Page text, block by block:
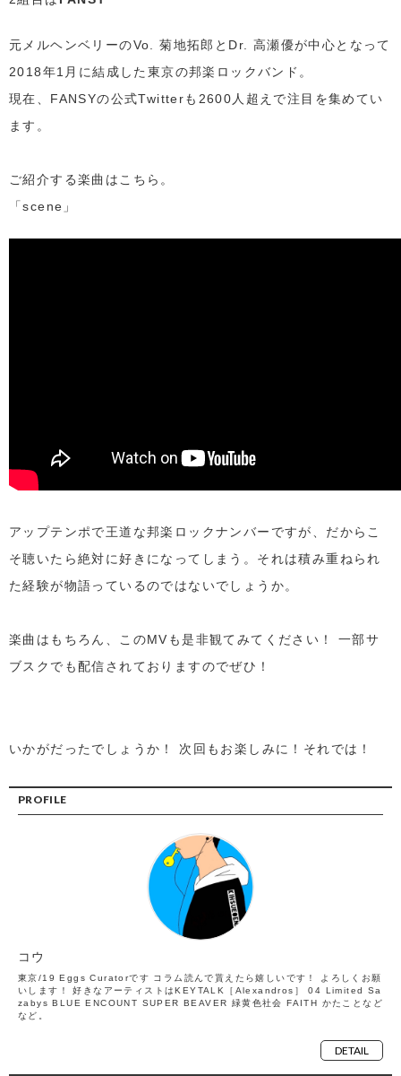
元メルヘンベリーのVo. 菊地拓郎とDr. 高瀬優が中心となって
2018年1月に結成した東京の邦楽ロックバンド。
現在、FANSYの公式Twitterも2600人超えで注目を集めてい
ます。
ご紹介する楽曲はこちら。
「scene」
アップテンポで王道な邦楽ロックナンバーですが、だからこ
そ聴いたら絶対に好きになってしまう。それは積み重ねられ
た経験が物語っているのではないでしょうか。
楽曲はもちろん、このMVも是非観てみてください！ 一部サ
ブスクでも配信されておりますのでぜひ！
いかがだったでしょうか！ 次回もお楽しみに！それでは！
PROFILE
コウ
東京/19 Eggs Curatorです コラム読んで貰えたら嬉しいです！ よろしくお願
いします！ 好きなアーティストはKEYTALK［Alexandros］ 04 Limited Sa
zabys BLUE ENCOUNT SUPER BEAVER 緑黄色社会 FAITH かたことなど
など。
DETAIL